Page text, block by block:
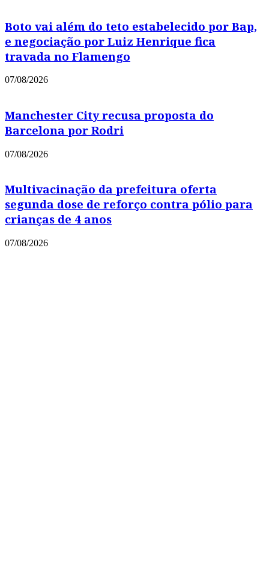
Boto vai além do teto estabelecido por Bap,
e negociação por Luiz Henrique fica
travada no Flamengo
07/08/2026
Manchester City recusa proposta do
Barcelona por Rodri
07/08/2026
Multivacinação da prefeitura oferta
segunda dose de reforço contra pólio para
crianças de 4 anos
07/08/2026